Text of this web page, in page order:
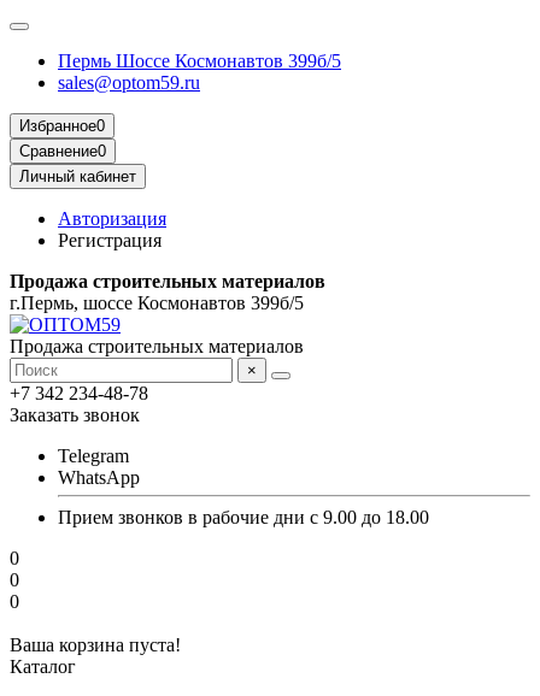
Пермь Шоссе Космонавтов 399б/5
sales@optom59.ru
Избранное0
Сравнение0
Личный кабинет
Авторизация
Регистрация
Продажа строительных материалов
г.Пермь, шоссе Космонавтов 399б/5
Продажа строительных материалов
×
+7 342 234-48-78
Заказать звонок
Telegram
WhatsApp
Прием звонков в рабочие дни с 9.00 до 18.00
0
0
0
Ваша корзина пуста!
Каталог